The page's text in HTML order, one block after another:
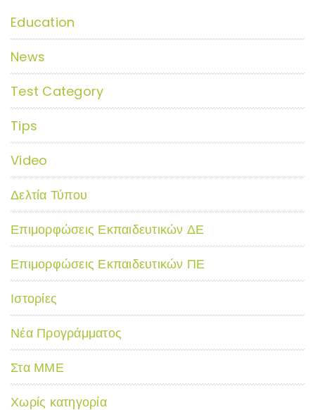
Education
News
Test Category
Tips
Video
Δελτία Τύπου
Επιμορφώσεις Εκπαιδευτικών ΔΕ
Επιμορφώσεις Εκπαιδευτικών ΠΕ
Ιστορίες
Νέα Προγράμματος
Στα ΜΜΕ
Χωρίς κατηγορία